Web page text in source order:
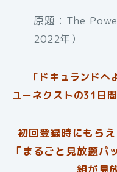
原題：The
2022年）
「ドキュランドへ
ユーネクストの31日
初回登録時にもら
「まるごと見放題パ